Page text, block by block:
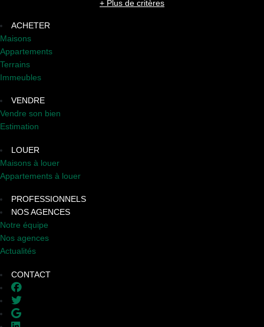
+ Plus de critères
ACHETER
Maisons
Appartements
Terrains
Immeubles
VENDRE
Vendre son bien
Estimation
LOUER
Maisons à louer
Appartements à louer
PROFESSIONNELS
NOS AGENCES
Notre équipe
Nos agences
Actualités
CONTACT